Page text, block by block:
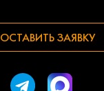
ОСТАВИТЬ ЗАЯВКУ